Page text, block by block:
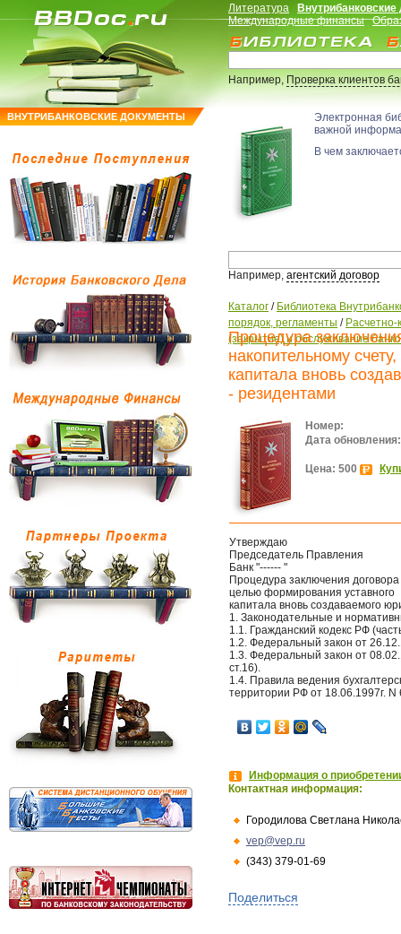
ВНУТРИБАНКОВСКИЕ ДОКУМЕНТЫ
Литература
Международные финансы
Например,Проверка клиентов
Электронная
важной
В чем
Например, агентский договор
Каталог / Библиотека
порядок, регламенты /
(закрытие) и обслуживание
Процедура
накопительному
капитала вновь
- резидентами
Номер:
Дата обновления:
Цена: 500
Утверждаю
Председатель Правления
Банк "------ "
Процедура заключения
целью формирования уставного
капитала вновь создаваемого
1. Законодательные и
1.1. Гражданский кодекс РФ
1.2. Федеральный закон от
1.3. Федеральный закон от
ст.16).
1.4. Правила ведения
территории РФ от 18.06.1997г. N
Информация о
Контактная информация:
Городилова Светлана
vep@vep.ru
(343) 379-01-69
Поделиться